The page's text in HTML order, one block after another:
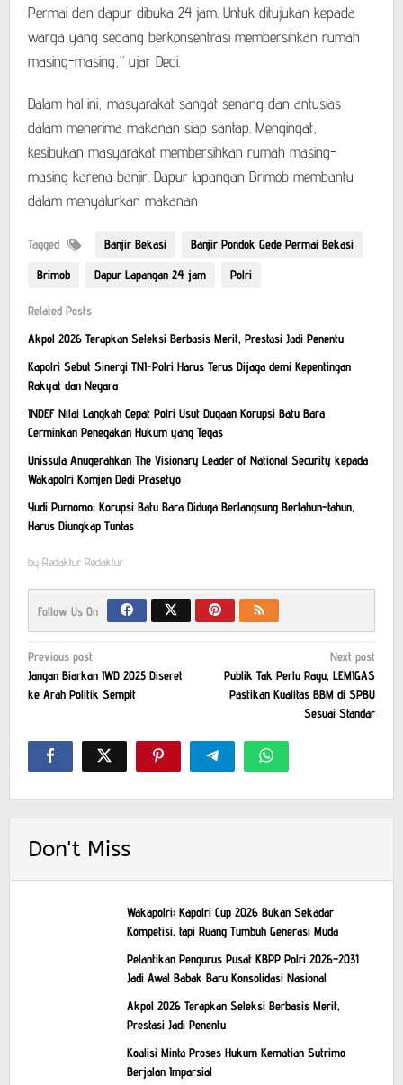
Permai dan dapur dibuka 24 jam. Untuk ditujukan kepada
warga yang sedang berkonsentrasi membersihkan rumah
masing-masing,” ujar Dedi.
Dalam hal ini, masyarakat sangat senang dan antusias
dalam menerima makanan siap santap. Mengingat,
kesibukan masyarakat membersihkan rumah masing-
masing karena banjir. Dapur lapangan Brimob membantu
dalam menyalurkan makanan
Tagged Banjir Bekasi Banjir Pondok Gede Permai Bekasi
Brimob Dapur Lapangan 24 jam Polri
Related Posts
Akpol 2026 Terapkan Seleksi Berbasis Merit, Prestasi Jadi Penentu
Kapolri Sebut Sinergi TNI-Polri Harus Terus Dijaga demi Kepentingan
Rakyat dan Negara
INDEF Nilai Langkah Cepat Polri Usut Dugaan Korupsi Batu Bara
Cerminkan Penegakan Hukum yang Tegas
Unissula Anugerahkan The Visionary Leader of National Security kepada
Wakapolri Komjen Dedi Prasetyo
Yudi Purnomo: Korupsi Batu Bara Diduga Berlangsung Bertahun-tahun,
Harus Diungkap Tuntas
by Redaktur Redaktur
Follow Us On
Post
navigation
Previous post
Jangan Biarkan IWD 2025 Diseret
ke Arah Politik Sempit
Next post
Publik Tak Perlu Ragu, LEMIGAS
Pastikan Kualitas BBM di SPBU
Sesuai Standar
Don't Miss
Wakapolri: Kapolri Cup 2026 Bukan Sekadar
Kompetisi, tapi Ruang Tumbuh Generasi Muda
Pelantikan Pengurus Pusat KBPP Polri 2026–2031
Jadi Awal Babak Baru Konsolidasi Nasional
Akpol 2026 Terapkan Seleksi Berbasis Merit,
Prestasi Jadi Penentu
Koalisi Minta Proses Hukum Kematian Sutrimo
Berjalan Imparsial